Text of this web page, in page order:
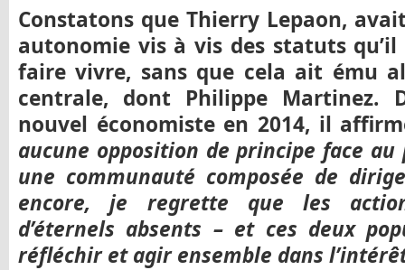
Constatons que Thierry Lepaon,
autonomie vis à vis des statuts
faire vivre, sans que cela ait ému
centrale, dont Philippe Martinez.
nouvel économiste en 2014, il
aucune opposition de principe face au
une communauté composée de
encore, je regrette que les
d’éternels absents – et ces deux
réfléchir et agir ensemble dans